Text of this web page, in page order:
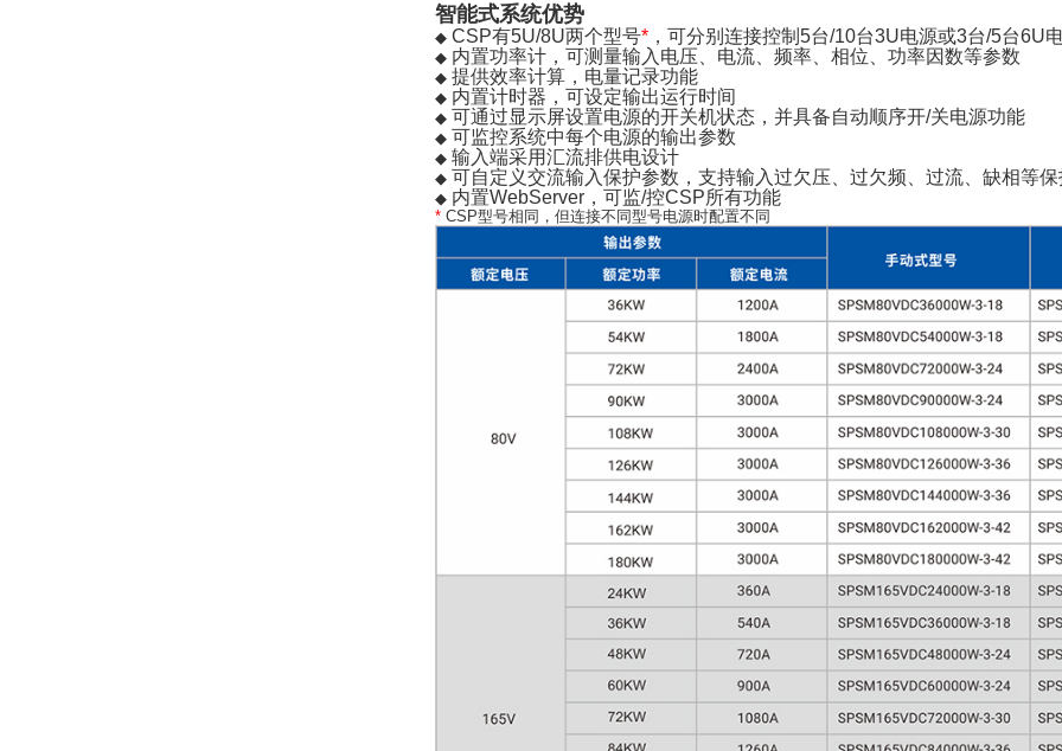
智能式系统优势
◆ CSP有5U/8U两个型号* ，可分别连接控制5台/10台3U电源或3台/5台6U
◆ 内置功率计，可测量输入电压、电流、频率、相位、功率因数等参数
◆ 提供效率计算，电量记录功能
◆ 内置计时器，可设定输出运行时间
◆ 可通过显示屏设置电源的开关机状态，并具备自动顺序开/关电源功能
◆ 可监控系统中每个电源的输出参数
◆ 输入端采用汇流排供电设计
◆ 可自定义交流输入保护参数，支持输入过欠压、过欠频、过流、缺相等保
◆ 内置WebServer，可监/控CSP所有功能
* CSP型号相同，但连接不同型号电源时配置不同